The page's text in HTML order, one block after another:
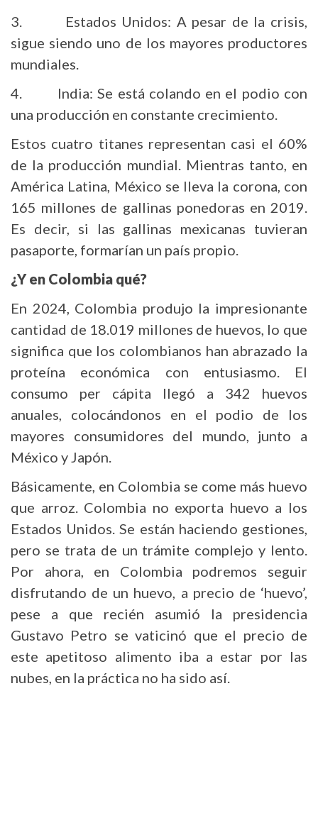
3. Estados Unidos: A pesar de la crisis,
sigue siendo uno de los mayores productores
mundiales.
4. India: Se está colando en el podio con
una producción en constante crecimiento.
Estos cuatro titanes representan casi el 60%
de la producción mundial. Mientras tanto, en
América Latina, México se lleva la corona, con
165 millones de gallinas ponedoras en 2019.
Es decir, si las gallinas mexicanas tuvieran
pasaporte, formarían un país propio.
¿Y en Colombia qué?
En 2024, Colombia produjo la impresionante
cantidad de 18.019 millones de huevos, lo que
significa que los colombianos han abrazado la
proteína económica con entusiasmo. El
consumo per cápita llegó a 342 huevos
anuales, colocándonos en el podio de los
mayores consumidores del mundo, junto a
México y Japón.
Básicamente, en Colombia se come más huevo
que arroz. Colombia no exporta huevo a los
Estados Unidos. Se están haciendo gestiones,
pero se trata de un trámite complejo y lento.
Por ahora, en Colombia podremos seguir
disfrutando de un huevo, a precio de ‘huevo’,
pese a que recién asumió la presidencia
Gustavo Petro se vaticinó que el precio de
este apetitoso alimento iba a estar por las
nubes, en la práctica no ha sido así.